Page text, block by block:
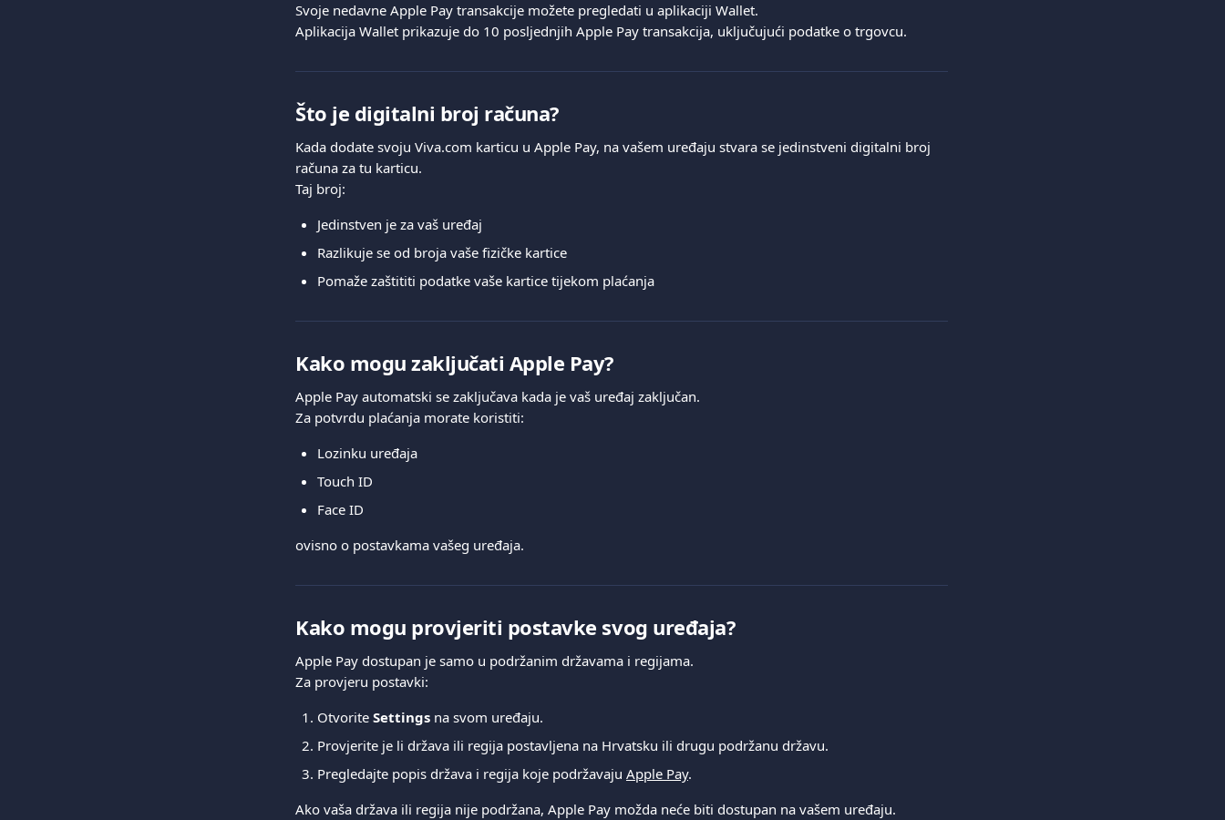
Svoje nedavne Apple Pay transakcije možete pregledati u aplikaciji Wallet.
Aplikacija Wallet prikazuje do 10 posljednjih Apple Pay transakcija, uključujući podatke o trgovcu.
Što je digitalni broj računa?
Kada dodate svoju Viva.com karticu u Apple Pay, na vašem uređaju stvara se jedinstveni digitalni broj
računa za tu karticu.
Taj broj:
Jedinstven je za vaš uređaj
Razlikuje se od broja vaše fizičke kartice
Pomaže zaštititi podatke vaše kartice tijekom plaćanja
Kako mogu zaključati Apple Pay?
Apple Pay automatski se zaključava kada je vaš uređaj zaključan.
Za potvrdu plaćanja morate koristiti:
Lozinku uređaja
Touch ID
Face ID
ovisno o postavkama vašeg uređaja.
Kako mogu provjeriti postavke svog uređaja?
Apple Pay dostupan je samo u podržanim državama i regijama.
Za provjeru postavki:
Otvorite Settings na svom uređaju.
Provjerite je li država ili regija postavljena na Hrvatsku ili drugu podržanu državu.
Pregledajte popis država i regija koje podržavaju Apple Pay.
Ako vaša država ili regija nije podržana, Apple Pay možda neće biti dostupan na vašem uređaju.